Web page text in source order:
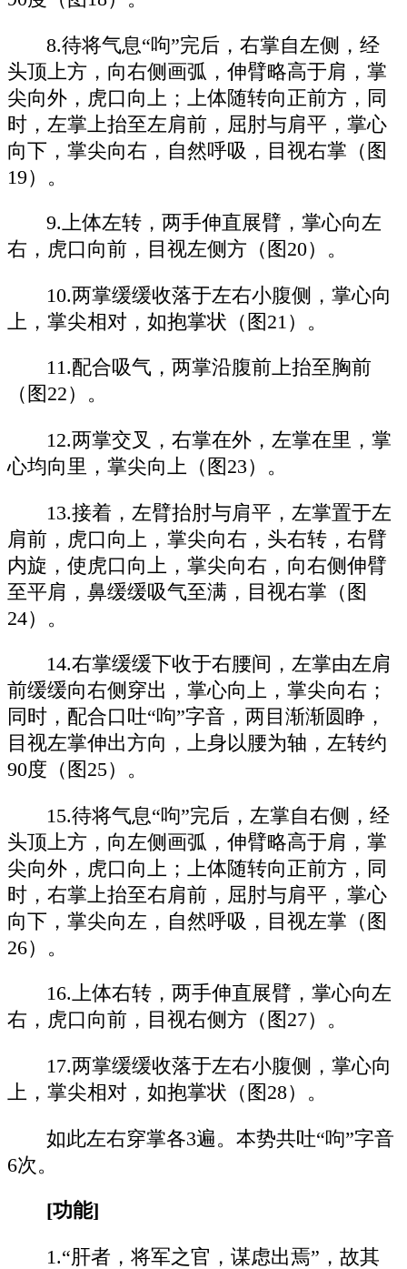
8.待将气息“呴”完后，右掌自左侧，经
头顶上方，向右侧画弧，伸臂略高于肩，掌
尖向外，虎口向上；上体随转向正前方，同
时，左掌上抬至左肩前，屈肘与肩平，掌心
向下，掌尖向右，自然呼吸，目视右掌（图
19）。
9.上体左转，两手伸直展臂，掌心向左
右，虎口向前，目视左侧方（图20）。
10.两掌缓缓收落于左右小腹侧，掌心向
上，掌尖相对，如抱掌状（图21）。
11.配合吸气，两掌沿腹前上抬至胸前
（图22）。
12.两掌交叉，右掌在外，左掌在里，掌
心均向里，掌尖向上（图23）。
13.接着，左臂抬肘与肩平，左掌置于左
肩前，虎口向上，掌尖向右，头右转，右臂
内旋，使虎口向上，掌尖向右，向右侧伸臂
至平肩，鼻缓缓吸气至满，目视右掌（图
24）。
14.右掌缓缓下收于右腰间，左掌由左肩
前缓缓向右侧穿出，掌心向上，掌尖向右；
同时，配合口吐“呴”字音，两目渐渐圆睁，
目视左掌伸出方向，上身以腰为轴，左转约
90度（图25）。
15.待将气息“呴”完后，左掌自右侧，经
头顶上方，向左侧画弧，伸臂略高于肩，掌
尖向外，虎口向上；上体随转向正前方，同
时，右掌上抬至右肩前，屈肘与肩平，掌心
向下，掌尖向左，自然呼吸，目视左掌（图
26）。
16.上体右转，两手伸直展臂，掌心向左
右，虎口向前，目视右侧方（图27）。
17.两掌缓缓收落于左右小腹侧，掌心向
上，掌尖相对，如抱掌状（图28）。
如此左右穿掌各3遍。本势共吐“呴”字音
6次。
[功能]
1.“肝者，将军之官，谋虑出焉”，故其